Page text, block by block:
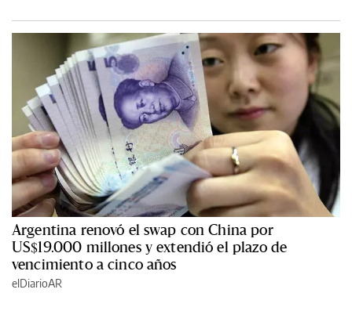
Argentina renovó el swap con China por
US$19.000 millones y extendió el plazo de
vencimiento a cinco años
elDiarioAR